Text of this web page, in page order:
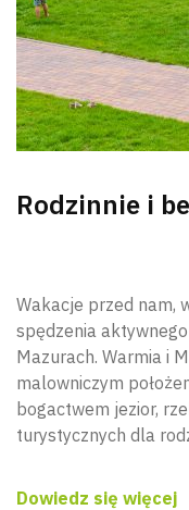
Rodzinnie i
Wakacje przed nam,
spędzenia
Mazurach. Warmia i
malowniczym
bogactwem jezior,
turystycznych dla
Dowiedz się więcej